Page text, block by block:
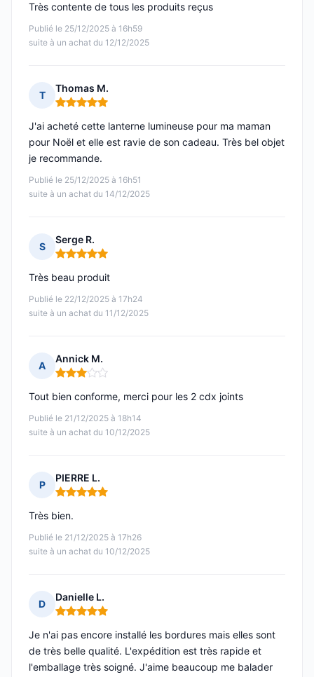
Publié le 25/12/2025 à 16h59
suite à un achat du 12/12/2025
Très contente de tous les produits reçus
T
Thomas M.
Note : 5 sur 5
Publié le 25/12/2025 à 16h51
suite à un achat du 14/12/2025
J'ai acheté cette lanterne lumineuse pour ma maman
pour Noël et elle est ravie de son cadeau. Très bel objet
je recommande.
S
Serge R.
Note : 5 sur 5
Publié le 22/12/2025 à 17h24
suite à un achat du 11/12/2025
Très beau produit
A
Annick M.
Note : 3 sur 5
Publié le 21/12/2025 à 18h14
suite à un achat du 10/12/2025
Tout bien conforme, merci pour les 2 cdx joints
P
PIERRE L.
Note : 5 sur 5
Publié le 21/12/2025 à 17h26
suite à un achat du 10/12/2025
Très bien.
D
Danielle L.
Note : 5 sur 5
Je n'ai pas encore installé les bordures mais elles sont
de très belle qualité. L'expédition est très rapide et
l'emballage très soigné. J'aime beaucoup me balader